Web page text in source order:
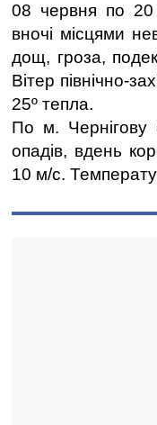
08 червня по 20
вночі місцями
дощ, гроза,
Вітер північно-
25º тепла.
По м. Чернігову
опадів, вдень
10 м/с.